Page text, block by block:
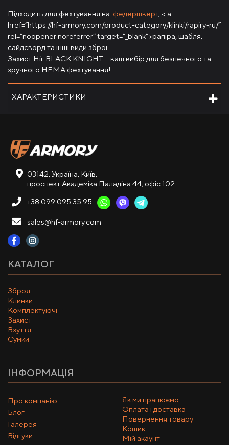
Підходить для фехтування на: федершверт, < a
href=”https://hf-armory.com/product-category/klinki/rapiry-ru/”
rel=”noopener noreferrer” target=”_blank”>рапіра, шабля,
сайдсворд та інші види зброї .
Захист Ніг BLACK KNIGHT – ваш вибір для безпечного та
зручного НЕМА фехтування!
ХАРАКТЕРИСТИКИ
03142, Україна, Київ,
проспект Академіка Паладіна 44, офіс 102
+38 099 095 35 95
sales@hf-armory.com
КАТАЛОГ
Зброя
Клинки
Комплектуючі
Захист
Взуття
Сумки
ІНФОРМАЦІЯ
Про компанію
Блог
Галерея
Відгуки
Як ми працюємо
Оплата і доставка
Повернення товару
Кошик
Мій акаунт